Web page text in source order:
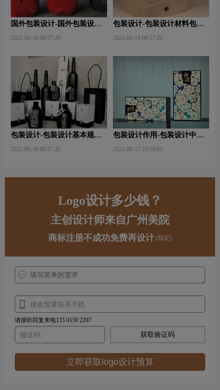
国外包装设计-国外包装设计
2021-06-18 08:57:20
包装设计-包装设计材料包含
2021-06-18 08:57:20
包装设计-包装设计基本规律
2021-06-18 08:57:20
包装设计作用-包装设计中文
2021-06-17 10:54:03
Logo设计多少钱？
主创设计师来自广州美院
商标注册不成功免费再设计 (指定)
请接听回复来电135 0150 2207
获取验证码
立即获取logo设计预算